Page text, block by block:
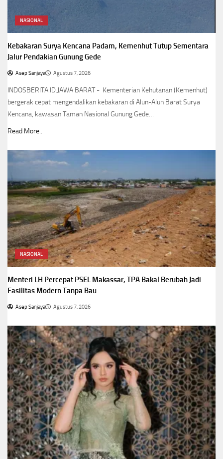
NASIONAL
Kebakaran Surya Kencana Padam, Kemenhut Tutup Sementara
Jalur Pendakian Gunung Gede
Asep Sanjaya Agustus 7, 2026
INDOSBERITA.ID.JAWA BARAT - Kementerian Kehutanan (Kemenhut)
bergerak cepat mengendalikan kebakaran di Alun-Alun Barat Surya
Kencana, kawasan Taman Nasional Gunung Gede…
Read More..
NASIONAL
Menteri LH Percepat PSEL Makassar, TPA Bakal Berubah Jadi
Fasilitas Modern Tanpa Bau
Asep Sanjaya Agustus 7, 2026